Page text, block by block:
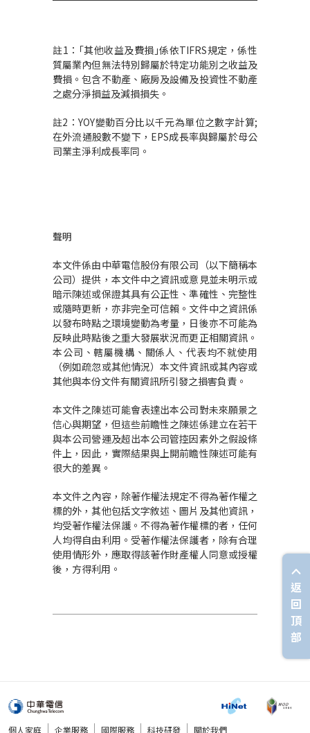
註1：｢其他收益及費損｣係依TIFRS規定，係性
質屬業內但無法特別歸屬於特定功能別之收益及
費損。包含不動產、廠房及設備及投資性不動產
之處分淨損益及減損損失。
註2：YOY變動百分比以千元為單位之數字計算;
在外流通股數不變下，EPS成長率與歸屬於母公
司業主淨利成長率同。
聲明
本文件係由中華電信股份有限公司（以下簡稱本
公司）提供，本文件中之資訊或意見並未明示或
暗示陳述或保證其具有公正性、準確性、完整性
或隨時更新，亦非完全可信賴。文件中之資訊係
以發布時點之環境變動為考量，日後亦不可能為
反映此時點後之重大發展狀況而更正相關資訊。
本公司、轄屬機構、關係人、代表均不就使用
（例如疏忽或其他情況）本文件資訊或其內容或
其他與本份文件有關資訊所引發之損害負責。
本文件之陳述可能會表達出本公司對未來願景之
信心與期望，但這些前瞻性之陳述係建立在若干
與本公司營運及超出本公司管控因素外之假設條
件上，因此，實際結果與上開前瞻性陳述可能有
很大的差異。
本文件之內容，除著作權法規定不得為著作權之
標的外，其他包括文字敘述、圖片及其他資訊，
均受著作權法保護。不得為著作權標的者，任何
人均得自由利用。受著作權法保護者，除有合理
使用情形外，應取得該著作財產權人同意或授權
後，方得利用。
個人家庭 企業服務 國際服務 科技研發 關於我們
返
回
頂
部